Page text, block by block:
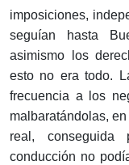
imposiciones,
seguían hasta
asimismo los
esto no era todo.
frecuencia a los
malbaratándolas,
real,
conducción no